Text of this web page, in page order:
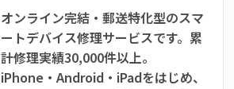
オンライン完結・郵送特化型のスマ
ートデバイス修理サービスです。累
計修理実績30,000件以上。
iPhone・Android・iPadをはじめ、